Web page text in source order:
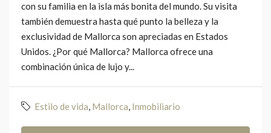
con su familia en la isla más bonita del mundo. Su visita
también demuestra hasta qué punto la belleza y la
exclusividad de Mallorca son apreciadas en Estados
Unidos. ¿Por qué Mallorca? Mallorca ofrece una
combinación única de lujo y...
Estilo de vida, Mallorca, Inmobiliario